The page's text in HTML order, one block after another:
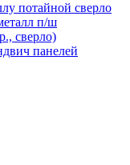
потайной сверло
п/ш
сверло)
панелей